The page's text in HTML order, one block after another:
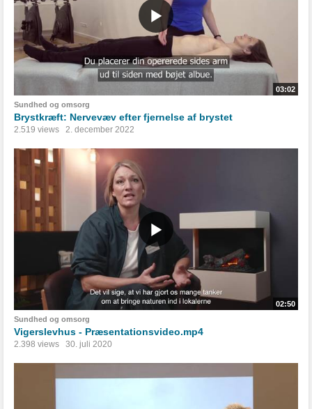
03:02
Sundhed og omsorg
Brystkræft: Nervevæv efter fjernelse af brystet
2.519 views 2. december 2022
02:50
Sundhed og omsorg
Vigerslevhus - Præsentationsvideo.mp4
2.398 views 30. juli 2020